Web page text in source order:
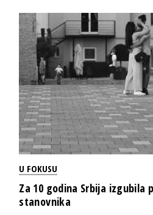
U FOKUSU
Za 10 godina Srbija izgubila
stanovnika